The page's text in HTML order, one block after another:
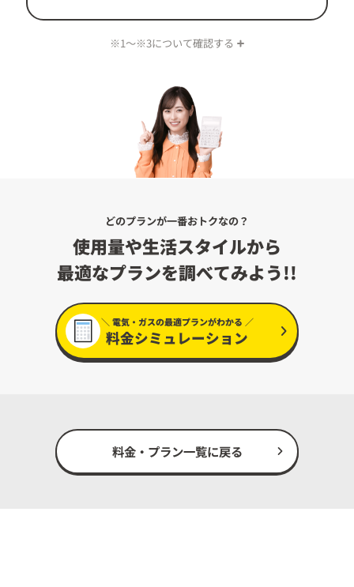
※1 WEB会員サービス「カテエネ」に会員登録し、電気契約の情
ける場合は、割引後の料金。
についてをご確認ください。
についてをご確認ください。
※1〜※3について確認する
どのプランが一番おトクなの？
使用量や生活スタイルから
最適なプランを調べてみよう!!
＼ 電気・ガスの最適プランがわかる ／
料金シミュレーション
料金・プラン一覧に戻る